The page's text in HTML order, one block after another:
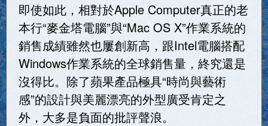
即使如此，相對於Apple Computer真正的老
本行“麥金塔電腦”與“Mac OS X”作業系統的
銷售成績雖然也屢創新高，跟Intel電腦搭配
Windows作業系統的全球銷售量，終究還是
沒得比。除了蘋果產品極具“時尚與藝術
感”的設計與美麗漂亮的外型廣受肯定之
外，大多是負面的批評聲浪。